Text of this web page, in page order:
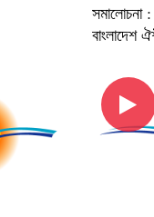
সমালোচনা
বাংলাদেশ